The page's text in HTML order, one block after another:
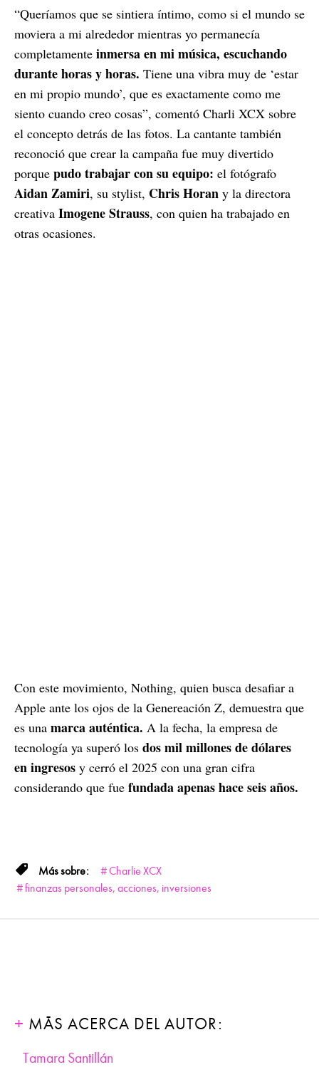
“Queríamos que se sintiera íntimo, como si el mundo se
moviera a mi alrededor mientras yo permanecía
completamente inmersa en mi música, escuchando
durante horas y horas. Tiene una vibra muy de ‘estar
en mi propio mundo’, que es exactamente como me
siento cuando creo cosas”, comentó Charli XCX sobre
el concepto detrás de las fotos. La cantante también
reconoció que crear la campaña fue muy divertido
porque pudo trabajar con su equipo: el fotógrafo
Aidan Zamiri, su stylist, Chris Horan y la directora
creativa Imogene Strauss, con quien ha trabajado en
otras ocasiones.
Con este movimiento, Nothing, quien busca desafiar a
Apple ante los ojos de la Genereación Z, demuestra que
es una marca auténtica. A la fecha, la empresa de
tecnología ya superó los dos mil millones de dólares
en ingresos y cerró el 2025 con una gran cifra
considerando que fue fundada apenas hace seis años.
Charlie XCX
finanzas personales, acciones, inversiones
MÁS ACERCA DEL AUTOR:
Tamara Santillán